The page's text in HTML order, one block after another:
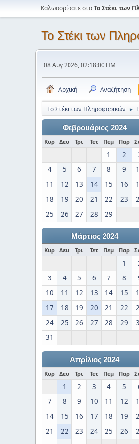
Καλωσορίσατε στοΤο Στέκι των
Το Στέκι των
08 Αυγ 2026, 02:18:00 ΠΜ
Αρχική Αναζήτηση
Το Στέκι των Πληροφορικών ►
Φεβρουάριος 2024
Κυρ Δευ Τρι Τετ Πεμ Παρ
1 2
4
5 6 7 8 9
11
12 13 14 15 16
18
19 20 21 22 23
25
26 27 28 29
Μάρτιος 2024
Κυρ Δευ Τρι Τετ Πεμ Παρ
1
3
4 5 6 7 8
10
11 12 13 14 15
17
18 19 20 21 22
24
25 26 27 28 29
31
Απρίλιος 2024
Κυρ Δευ Τρι Τετ Πεμ Παρ
1 2 3 4 5
7
8 9 10 11 12
14
15 16 17 18 19
21
22 23 24 25 26